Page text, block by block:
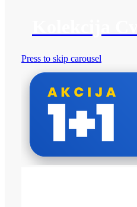
Press to skip carousel